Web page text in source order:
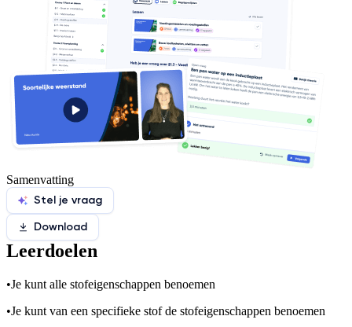
Samenvatting
Stel je vraag
Download
Leerdoelen
•Je kunt alle stofeigenschappen benoemen
•Je kunt van een specifieke stof de stofeigenschappen benoemen